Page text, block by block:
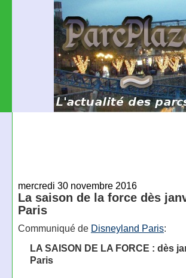
mercredi 30 novembre 2016
La saison de la force dès
Paris
Communiqué de Disneyland Paris:
LA SAISON DE LA FORCE : dès
Paris